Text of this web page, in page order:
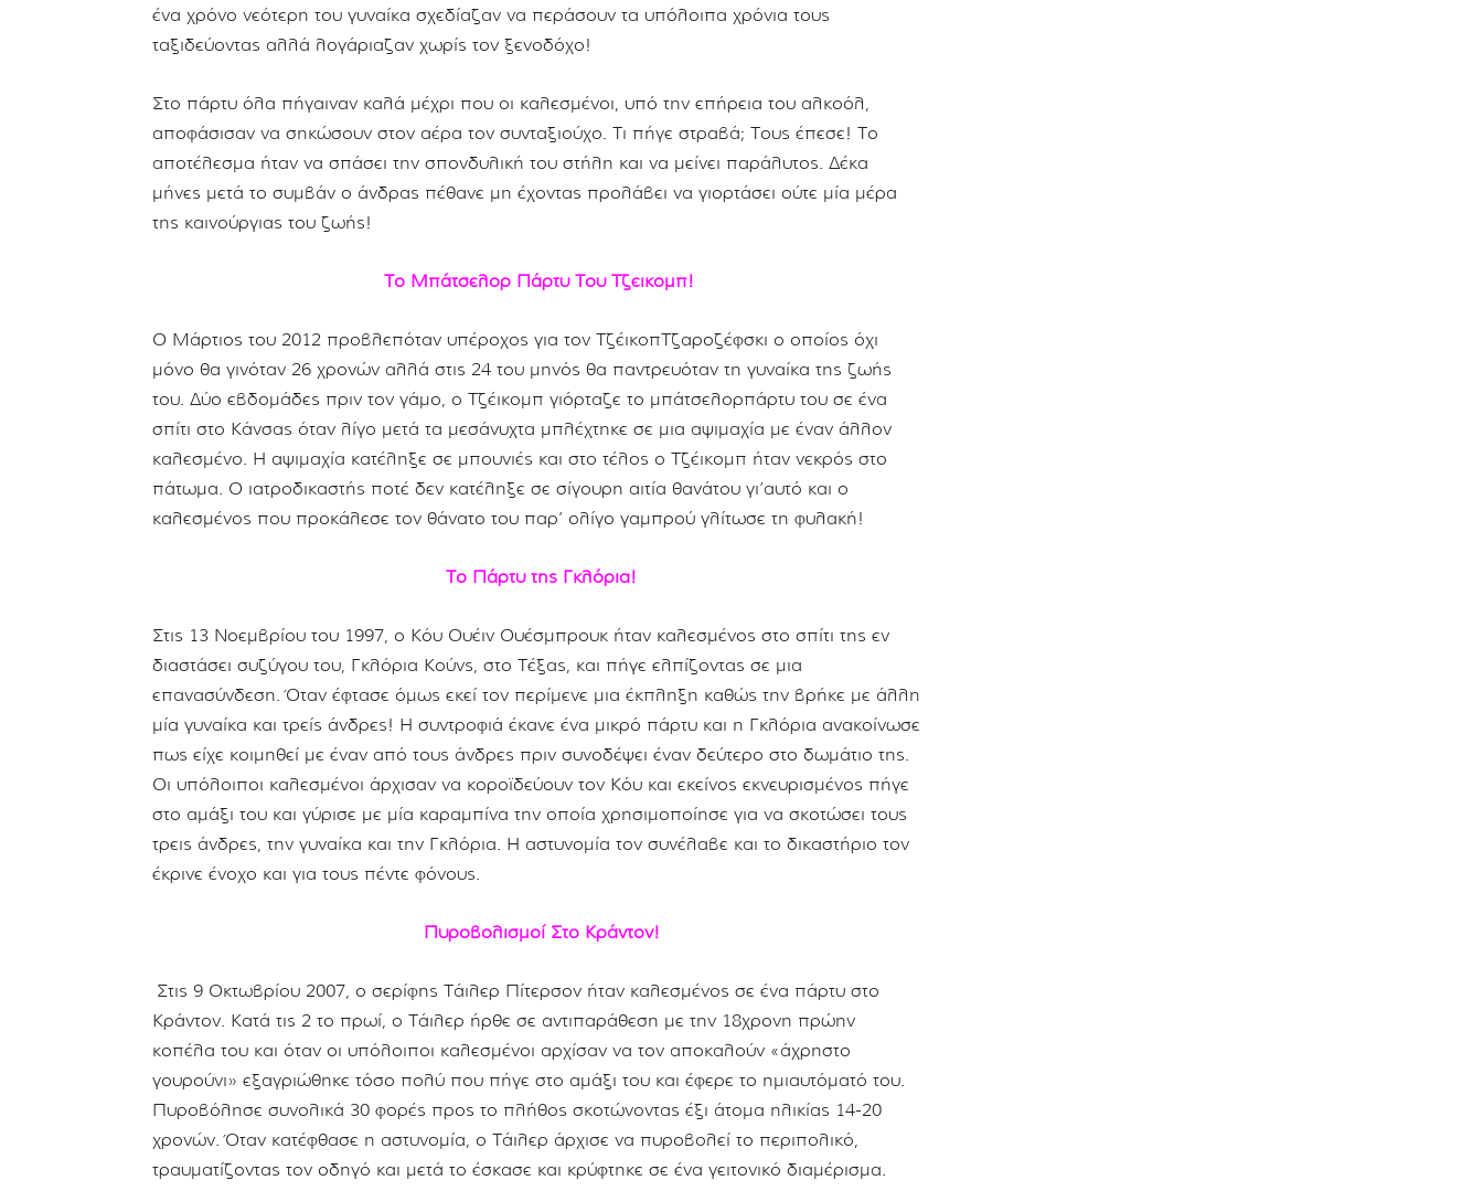
ένα χρόνο νεότερη του γυναίκα σχεδίαζαν να περάσουν τα υπόλοιπα χρόνια τους
ταξιδεύοντας αλλά λογάριαζαν χωρίς τον ξενοδόχο!
Στο πάρτυ όλα πήγαιναν καλά μέχρι που οι καλεσμένοι, υπό την επήρεια του αλκοόλ,
αποφάσισαν να σηκώσουν στον αέρα τον συνταξιούχο. Τι πήγε στραβά; Τους έπεσε! Το
αποτέλεσμα ήταν να σπάσει την σπονδυλική του στήλη και να μείνει παράλυτος. Δέκα
μήνες μετά το συμβάν ο άνδρας πέθανε μη έχοντας προλάβει να γιορτάσει ούτε μία μέρα
της καινούργιας του ζωής!
Το Μπάτσελορ Πάρτυ Του Τζέικομπ!
Ο Μάρτιος του 2012 προβλεπόταν υπέροχος για τον ΤζέικοπΤζαροζέφσκι ο οποίος όχι
μόνο θα γινόταν 26 χρονών αλλά στις 24 του μηνός θα παντρευόταν τη γυναίκα της ζωής
του. Δύο εβδομάδες πριν τον γάμο, ο Τζέικομπ γιόρταζε το μπάτσελορπάρτυ του σε ένα
σπίτι στο Κάνσας όταν λίγο μετά τα μεσάνυχτα μπλέχτηκε σε μια αψιμαχία με έναν άλλον
καλεσμένο. Η αψιμαχία κατέληξε σε μπουνιές και στο τέλος ο Τζέικομπ ήταν νεκρός στο
πάτωμα. Ο ιατροδικαστής ποτέ δεν κατέληξε σε σίγουρη αιτία θανάτου γι’αυτό και ο
καλεσμένος που προκάλεσε τον θάνατο του παρ’ ολίγο γαμπρού γλίτωσε τη φυλακή!
Το Πάρτυ της Γκλόρια!
Στις 13 Νοεμβρίου του 1997, ο Κόυ Ουέιν Ουέσμπρουκ ήταν καλεσμένος στο σπίτι της εν
διαστάσει συζύγου του, Γκλόρια Κούνς, στο Τέξας, και πήγε ελπίζοντας σε μια
επανασύνδεση. Όταν έφτασε όμως εκεί τον περίμενε μια έκπληξη καθώς την βρήκε με άλλη
μία γυναίκα και τρείς άνδρες! Η συντροφιά έκανε ένα μικρό πάρτυ και η Γκλόρια ανακοίνωσε
πως είχε κοιμηθεί με έναν από τους άνδρες πριν συνοδέψει έναν δεύτερο στο δωμάτιο της.
Οι υπόλοιποι καλεσμένοι άρχισαν να κοροϊδεύουν τον Κόυ και εκείνος εκνευρισμένος πήγε
στο αμάξι του και γύρισε με μία καραμπίνα την οποία χρησιμοποίησε για να σκοτώσει τους
τρεις άνδρες, την γυναίκα και την Γκλόρια. Η αστυνομία τον συνέλαβε και το δικαστήριο τον
έκρινε ένοχο και για τους πέντε φόνους.
Πυροβολισμοί Στο Κράντον!
Στις 9 Οκτωβρίου 2007, ο σερίφης Τάιλερ Πίτερσον ήταν καλεσμένος σε ένα πάρτυ στο
Κράντον. Κατά τις 2 το πρωί, ο Τάιλερ ήρθε σε αντιπαράθεση με την 18χρονη πρώην
κοπέλα του και όταν οι υπόλοιποι καλεσμένοι αρχίσαν να τον αποκαλούν «άχρηστο
γουρούνι» εξαγριώθηκε τόσο πολύ που πήγε στο αμάξι του και έφερε το ημιαυτόματό του.
Πυροβόλησε συνολικά 30 φορές προς το πλήθος σκοτώνοντας έξι άτομα ηλικίας 14-20
χρονών. Όταν κατέφθασε η αστυνομία, ο Τάιλερ άρχισε να πυροβολεί το περιπολικό,
τραυματίζοντας τον οδηγό και μετά το έσκασε και κρύφτηκε σε ένα γειτονικό διαμέρισμα.